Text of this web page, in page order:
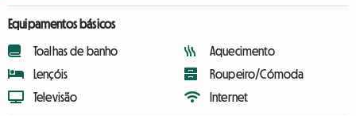
Equipamentos básicos
Toalhas de banho
Lençóis
Televisão
Aquecimento
Roupeiro/Cómoda
Internet